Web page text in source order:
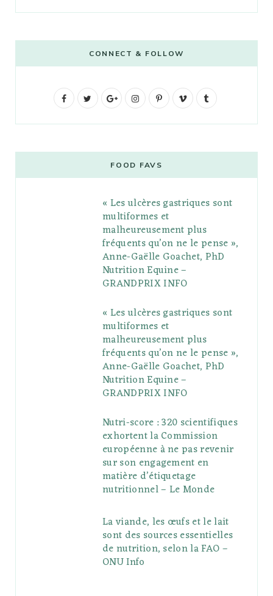
CONNECT & FOLLOW
F
b
t
G
g
l
e
P
l
s
I
t
a
g
r
a
m
P
e
r
e
s
V
o
l
r
FOOD FAVS
« Les ulcères gastriques sont
multiformes et
malheureusement plus
fréquents qu’on ne le pense »,
Anne-Gaëlle Goachet, PhD
Nutrition Equine –
GRANDPRIX INFO
« Les ulcères gastriques sont
multiformes et
malheureusement plus
fréquents qu’on ne le pense »,
Anne-Gaëlle Goachet, PhD
Nutrition Equine –
GRANDPRIX INFO
Nutri-score : 320 scientifiques
exhortent la Commission
européenne à ne pas revenir
sur son engagement en
matière d’étiquetage
nutritionnel – Le Monde
La viande, les œufs et le lait
sont des sources essentielles
de nutrition, selon la FAO –
ONU Info